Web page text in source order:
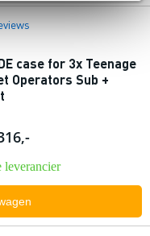
case for 3x Teenage
Operators Sub +
leverancier